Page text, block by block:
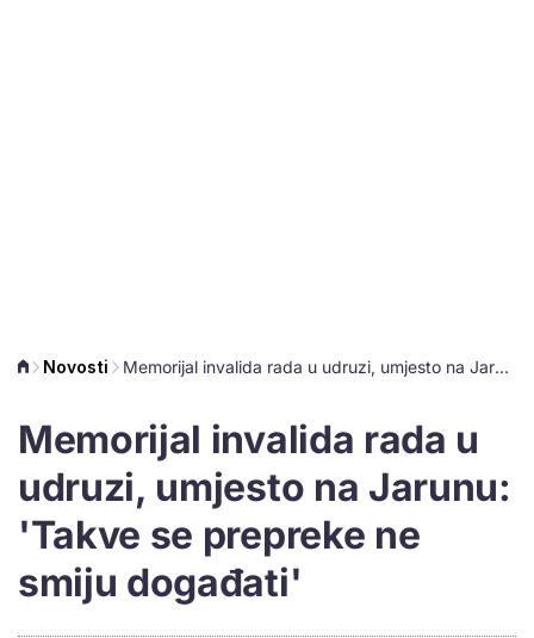
Novosti Memorijal invalida rada u udruzi, umjesto na Jarunu: 'Takve se prepreke ne smiju događati'
Memorijal invalida rada u
udruzi, umjesto na Jarunu:
'Takve se prepreke ne
smiju događati'